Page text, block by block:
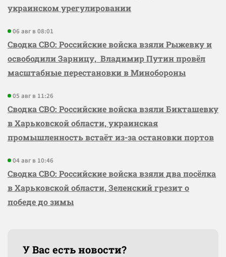
украинском урегулировании
06 авг в 08:01
Сводка СВО: Российские войска взяли Рыжевку и
освободили Зарницу, Владимир Путин провёл
масштабные перестановки в Минобороны
05 авг в 11:26
Сводка СВО: Российские войска взяли Бикташевку
в Харьковской области, украинская
промышленность встаёт из-за остановки портов
04 авг в 10:46
Сводка СВО: Российские войска взяли два посёлка
в Харьковской области, Зеленский грезит о
победе до зимы
У Вас есть новости?